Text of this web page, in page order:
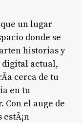
un lugar
donde se
historias y
digital actual,
cerca de tu
en tu
Con el auge de